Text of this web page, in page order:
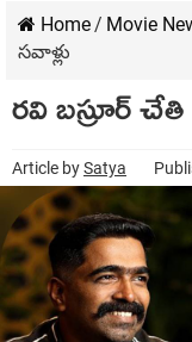
Home/ Movie
సవాళ్లు
రవి బస్రూర్
Article bySatya